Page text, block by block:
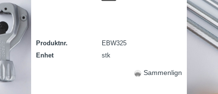
Produktnr.
EBW325
Enhet
stk
Sammenlign